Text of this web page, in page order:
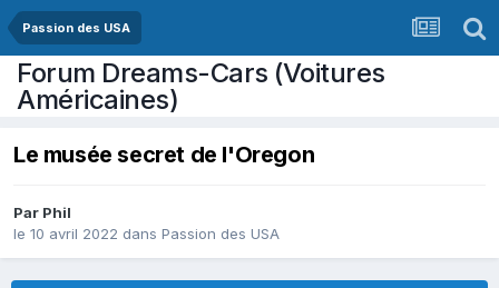
Passion des USA
Forum Dreams-Cars (Voitures
Américaines)
Le musée secret de l'Oregon
Par Phil
le 10 avril 2022 dans Passion des USA